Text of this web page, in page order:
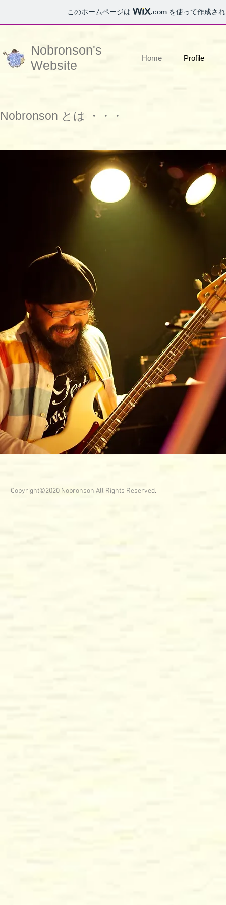
このホームページは .com を使って作成さ
Nobronson's
​Website
Home Profile
​Nobronson とは ・・・
​ Copyright©︎2020 Nobronson All Rights Reserved.